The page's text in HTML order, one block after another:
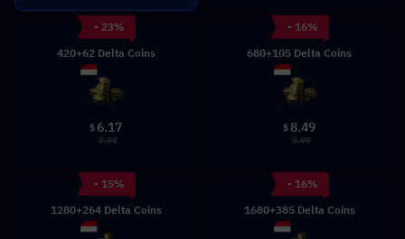
- 23%
420+62 Delta Coins
$ 6.17
7.99
- 16%
680+105 Delta Coins
$ 8.49
9.99
- 15%
1280+264 Delta Coins
- 16%
1680+385 Delta Coins